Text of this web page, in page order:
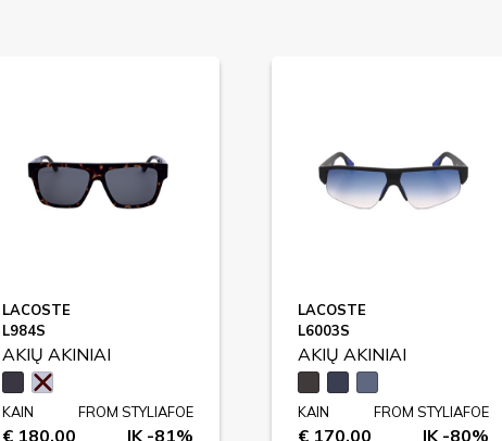
LACOSTE
L984S
AKIŲ AKINIAI
KAIN
€ 180,00
FROM STYLIAFOE
IK -81%
LACOSTE
L6003S
AKIŲ AKINIAI
KAIN
€ 170,00
FROM STYLIAFOE
IK -80%